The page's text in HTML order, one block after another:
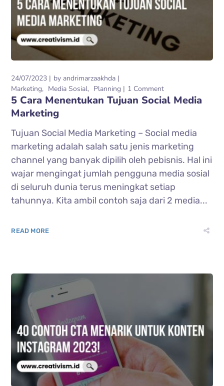
24/07/2023 by andrimarzaakhda
Marketing
Media Sosial Planning 1 Comment
5 Cara Menentukan Tujuan Social Media
Marketing
Tujuan Social Media Marketing – Social media
marketing adalah salah satu jenis marketing
channel yang banyak dipilih oleh pebisnis. Hal ini
wajar mengingat jumlah pengguna media sosial
di seluruh dunia terus meningkat setiap
tahunnya. Kita ambil contoh saja dari 2 media...
READ MORE